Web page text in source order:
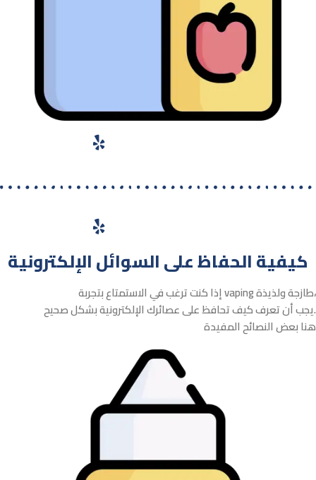
كيفية الحفاظ على السوائل الإلكترونية
إذا كنت ترغب في الاستمتاع بتجربة vaping طازجة ولذيذة،
يجب أن تعرف كيف تحافظ على عصائرك الإلكترونية بشكل صحيح.
هنا بعض النصائح المفيدة